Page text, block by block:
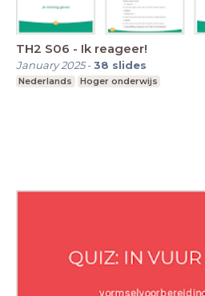
TH2 S06 - Ik reageer!
January 2025-38 slides
Nederlands Hoger onderwijs